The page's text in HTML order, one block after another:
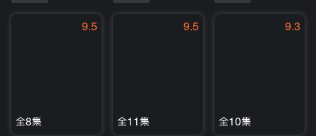
9.5
全8集
9.5
全11集
9.3
全10集